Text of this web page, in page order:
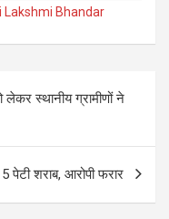
Lakshmi Bhandar
स्थानीय ग्रामीणों ने
पेटी शराब, आरोपी फरार